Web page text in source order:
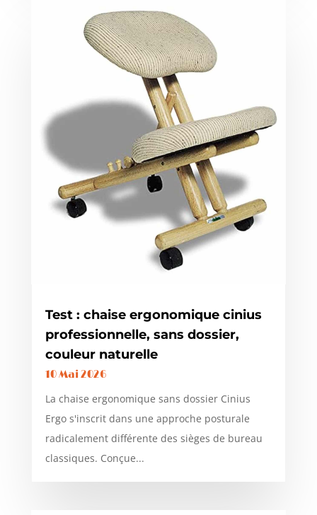
Test : chaise ergonomique cinius
professionnelle, sans dossier,
couleur naturelle
10 Mai 2026
La chaise ergonomique sans dossier Cinius
Ergo s'inscrit dans une approche posturale
radicalement différente des sièges de bureau
classiques. Conçue...